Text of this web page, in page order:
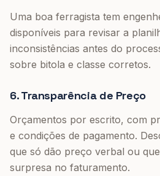
Uma boa ferragista tem
disponíveis para revisar a
inconsistências antes do
sobre bitola e classe corretos.
6. Transparência de Preço
Orçamentos por escrito, com
e condições de pagamento.
que só dão preço verbal ou
surpresa no faturamento.